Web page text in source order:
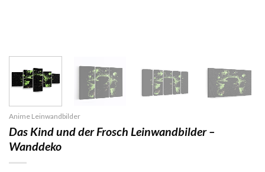
Anime Leinwandbilder
Das Kind und der Frosch Leinwandbilder –
Wanddeko